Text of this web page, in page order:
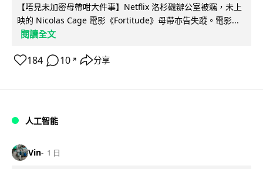
【唔見未加密母帶咁大件事】Netflix 洛杉磯辦公室被竊，未上
映的 Nicolas Cage 電影《Fortitude》母帶亦告失蹤。電影...
閱讀全文
184 10 ↗ 分享
人工智能
Vin 1 日